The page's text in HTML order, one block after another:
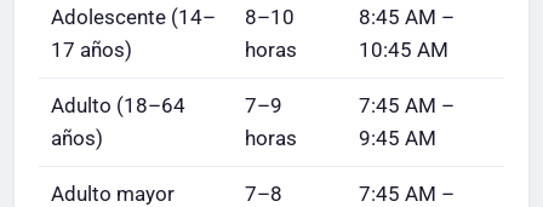
Adolescente (14–
17 años)
8–10
horas
8:45 AM –
10:45 AM
Adulto (18–64
años)
7–9
horas
7:45 AM –
9:45 AM
Adulto mayor
7–8
7:45 AM –